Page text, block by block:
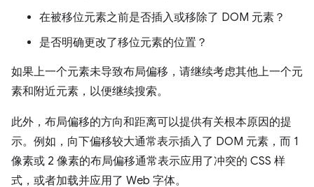
在被移位元素之前是否插入或移除了 DOM 元素？
是否明确更改了移位元素的位置？
如果上一个元素未导致布局偏移，请继续考虑其他上一个元
素和附近元素，以便继续搜索。
此外，布局偏移的方向和距离可以提供有关根本原因的提
示。例如，向下偏移较大通常表示插入了 DOM 元素，而 1
像素或 2 像素的布局偏移通常表示应用了冲突的 CSS 样
式，或者加载并应用了 Web 字体。